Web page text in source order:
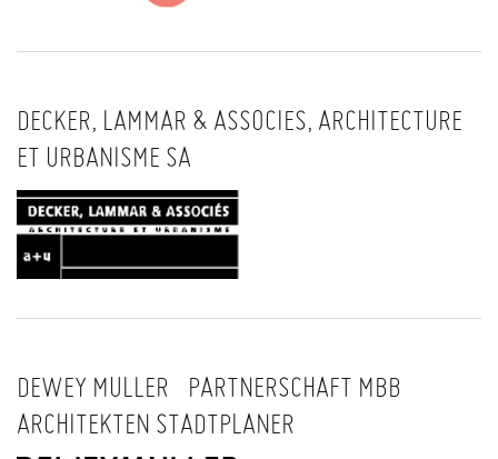
DECKER, LAMMAR & ASSOCIES, ARCHITECTURE
ET URBANISME SA
DEWEY MULLER PARTNERSCHAFT MBB
ARCHITEKTEN STADTPLANER